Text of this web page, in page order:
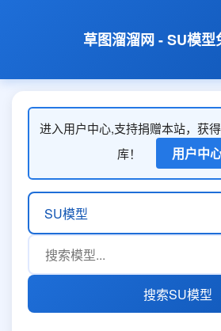
草图溜溜网 - SU模型
进入用户中心,支持捐赠本站，获
库！
用户中
搜索SU模型